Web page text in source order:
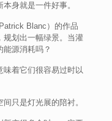
身就是一件好事。
Blanc）的作品
规划出一幅绿景。当灌
源消耗吗？
味着它们很容易过时以
只是灯光展的陪衬。